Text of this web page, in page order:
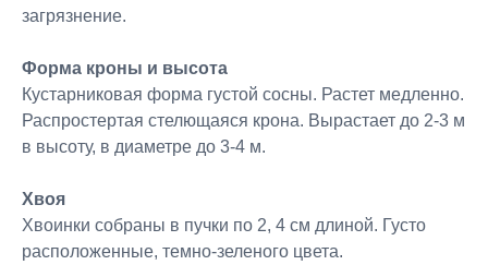
загрязнение.
Форма кроны и высота
Кустарниковая форма густой сосны. Растет медленно.
Распростертая стелющаяся крона. Вырастает до 2-3 м
в высоту, в диаметре до 3-4 м.
Хвоя
Хвоинки собраны в пучки по 2, 4 см длиной. Густо
расположенные, темно-зеленого цвета.